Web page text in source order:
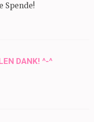
Spende!
DANK! ^-^